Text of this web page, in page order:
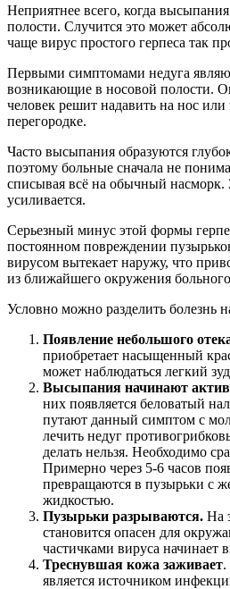
Неприятнее всего, когда
полости. Случится это может
чаще вирус простого герпеса так
Первыми симптомами недуга
возникающие в носовой полости.
человек решит надавить на нос
перегородке.
Часто высыпания образуются
поэтому больные сначала не
списывая всё на обычный насморк.
усиливается.
Серьезный минус этой формы
постоянном повреждении
вирусом вытекает наружу, что
из ближайшего окружения
Условно можно разделить болезнь
Появление небольшого
приобретает насыщенный
может наблюдаться легкий
Высыпания начинают
них появляется беловатый
путают данный симптом с
лечить недуг
делать нельзя. Необходимо
Примерно через 5-6 часов
превращаются в пузырьки с
жидкостью.
Пузырьки разрываются. На
становится опасен для
частичками вируса начинает
Треснувшая кожа заживает.
является источником